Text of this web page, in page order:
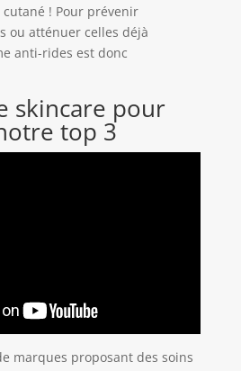
! Pour prévenir
ou atténuer celles déjà
anti-rides est donc
skincare pour
top 3
marques proposant des soins